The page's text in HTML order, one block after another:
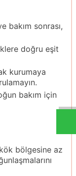
bakım sonrası,
doğru eşit
kurumaya
bakım için
bölgesine az